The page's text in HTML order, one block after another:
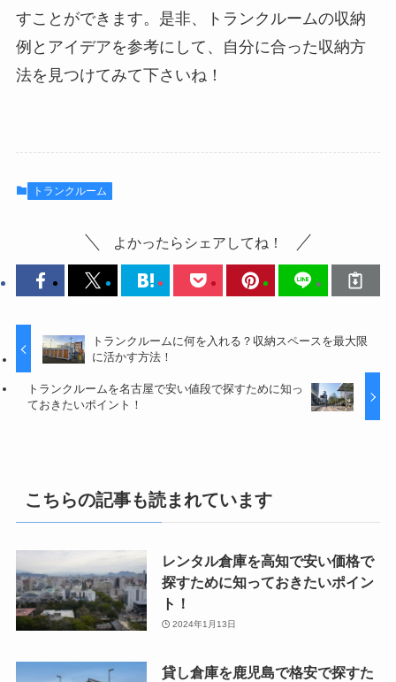
すことができます。是非、トランクルームの収納
例とアイデアを参考にして、自分に合った収納方
法を見つけてみて下さいね！
トランクルーム
よかったらシェアしてね！
トランクルームに何を入れる？収納スペースを最大限
に活かす方法！
トランクルームを名古屋で安い値段で探すために知っ
ておきたいポイント！
こちらの記事も読まれています
レンタル倉庫を高知で安い価格で
探すために知っておきたいポイン
ト！
2024年1月13日
貸し倉庫を鹿児島で格安で探すた